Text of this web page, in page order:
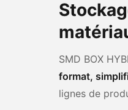
SMD BOX
format,
lignes de